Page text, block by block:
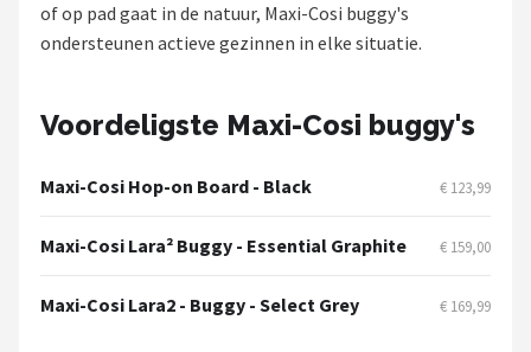
Chouette-Chouette
Happy Horse
Soft Touch
FRIGG
Meyco
of op pad gaat in de natuur, Maxi-Cosi buggy's
ondersteunen actieve gezinnen in elke situatie.
Voordeligste Maxi-Cosi buggy's
Maxi-Cosi Hop-on Board - Black € 123,99
Maxi-Cosi Lara² Buggy - Essential Graphite € 159,00
Maxi-Cosi Lara2 - Buggy - Select Grey € 169,99